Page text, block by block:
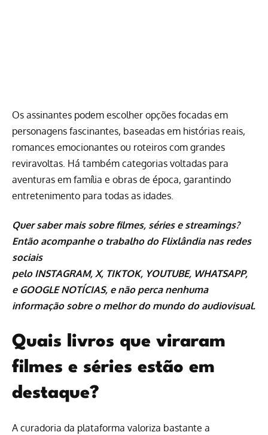
Os assinantes podem escolher opções focadas em
personagens fascinantes, baseadas em histórias reais,
romances emocionantes ou roteiros com grandes
reviravoltas. Há também categorias voltadas para
aventuras em família e obras de época, garantindo
entretenimento para todas as idades.
Quer saber mais sobre filmes, sériese streamings?
Então acompanhe o trabalho do Flixlândianas redes
sociais
pelo INSTAGRAM, X, TIKTOK, YOUTUBE, WHATSAPP,
e GOOGLE NOTÍCIAS, e não perca nenhuma
informação sobre o melhor do mundo do audiovisual.
Quais livros que viraram
filmes e séries estão em
destaque?
A curadoria da plataforma valoriza bastante a